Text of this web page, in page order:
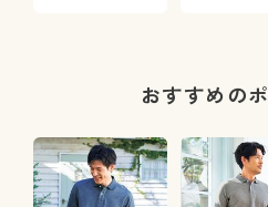
おすすめの